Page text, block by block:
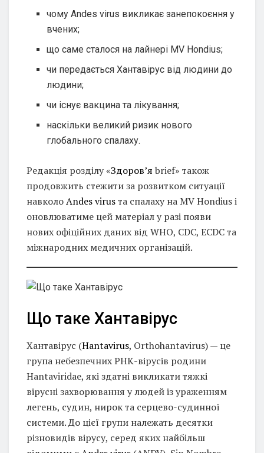
чому Andes virus викликає занепокоєння у
вчених;
що саме сталося на лайнері MV Hondius;
чи передається Хантавірус від людини до
людини;
чи існує вакцина та лікування;
наскільки великий ризик нового
глобального спалаху.
Редакція розділу «Здоров’я brief» також
продовжить стежити за розвитком ситуації
навколоAndes virusта спалаху на MV Hondius і
оновлюватиме цей матеріал у разі появи
нових офіційних даних від WHO, CDC, ECDC та
міжнародних медичних організацій.
Що таке Хантавірус
Хантавірус (Hantavirus, Orthohantavirus) — це
група небезпечних РНК-вірусів родини
Hantaviridae, які здатні викликати тяжкі
вірусні захворювання у людей із ураженням
легень, судин, нирок та серцево-судинної
системи. До цієї групи належать десятки
різновидів вірусу, серед яких найбільш